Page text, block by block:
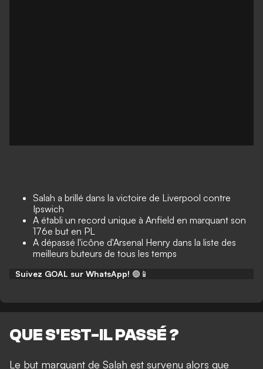
Salah a brillé dans la victoire de Liverpool contre
Ipswich
A établi un record unique à Anfield en marquant son
176e but en PL
A dépassé l'icône d'Arsenal Henry dans la liste des
meilleurs buteurs de tous les temps
Suivez GOAL sur WhatsApp! 🟢📱
QUE S'EST-IL PASSÉ ?
Le but marquant de Salah est survenu alors que